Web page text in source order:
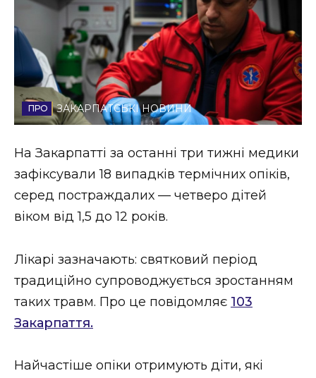
Соціум
Спорт
Стиль життя
Втрачений Ужгород
Втрачений Ужгород (відеоверсія)
ЗАКАРПАТСЬКІ НОВИНИ
НОВИНИ ЗАХІДНОЇ УКРАЇНИ
ЗАКАРПАТСЬКІ НОВИНИ
На Закарпатті за останні три тижні медики
зафіксували 18 випадків термічних опіків,
серед постраждалих — четверо дітей
віком від 1,5 до 12 років.
Лікарі зазначають: святковий період
традиційно супроводжується зростанням
таких травм. Про це повідомляє 103
Закарпаття.
Найчастіше опіки отримують діти, які